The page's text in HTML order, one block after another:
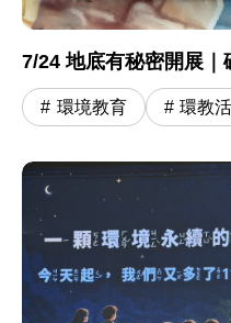
7/24 地底有秘密開展
環境教育 環教